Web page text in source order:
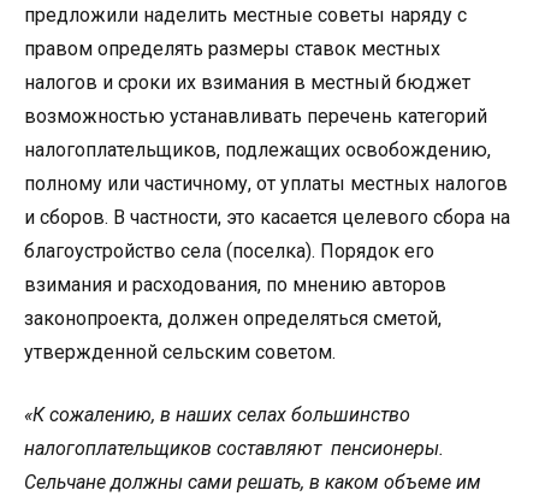
предложили наделить местные советы наряду с
правом определять размеры ставок местных
налогов и сроки их взимания в местный бюджет
возможностью устанавливать перечень категорий
налогоплательщиков, подлежащих освобождению,
полному или частичному, от уплаты местных налогов
и сборов. В частности, это касается целевого сбора на
благоустройство села (поселка). Порядок его
взимания и расходования, по мнению авторов
законопроекта, должен определяться сметой,
утвержденной сельским советом.
«К сожалению, в наших селах большинство
налогоплательщиков составляют пенсионеры.
Сельчане должны сами решать, в каком объеме им